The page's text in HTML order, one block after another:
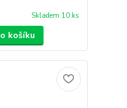
Skladem 10 ks
košíku